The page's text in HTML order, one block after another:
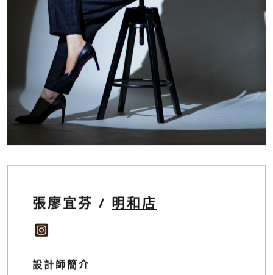
張廖宜芬 / 明和店
設計師簡介